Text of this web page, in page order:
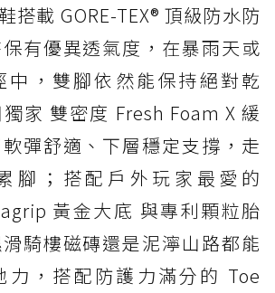
搭載 GORE-TEX® 頂級防水防
有優異透氣度，在暴雨天或
中，雙腳依然能保持絕對乾
家 雙密度 Fresh Foam X 緩
彈舒適、下層穩定支撐，走
腳；搭配戶外玩家最愛的
黃金大底 與專利顆粒胎
騎樓磁磚還是泥濘山路都能
力，搭配防護力滿分的 Toe